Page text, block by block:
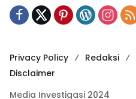
Privacy Policy Redaksi
Disclaimer
Media Investigasi 2024